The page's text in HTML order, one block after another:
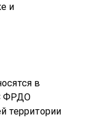
и
в
ФРДО
территории